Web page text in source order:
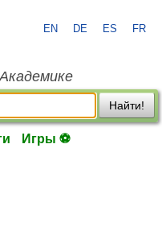
EN DE ES FR
Найти!
Игры ⚽